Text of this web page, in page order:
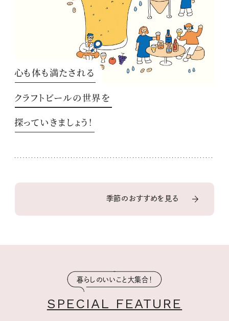
心も体も満たされる
クラフトビールの世界を
探っていきましょう！
季節のおすすめを見る
暮らしのいいこと大集合！
SPECIAL FEATURE